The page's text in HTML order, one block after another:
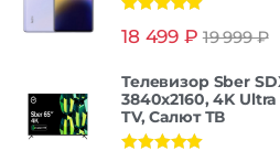
из 5
18 499 ₽ 19 999₽
Телевизор Sber
3840x2160, 4K
TV, Салют ТВ